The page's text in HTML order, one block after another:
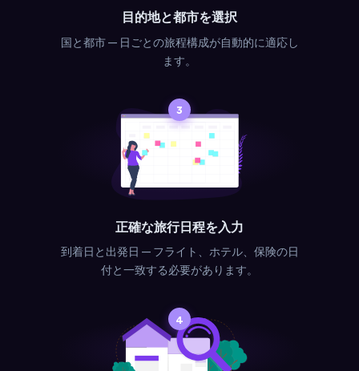
目的地と都市を選択
国と都市 — 日ごとの旅程構成が自動的に適応し
ます。
3
正確な旅行日程を入力
到着日と出発日 — フライト、ホテル、保険の日
付と一致する必要があります。
4